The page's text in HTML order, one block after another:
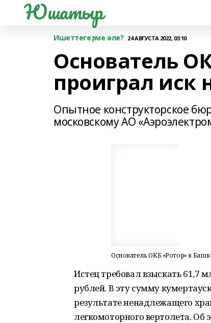
Юшатыр
Ишеттегеҙме әле? 24 АВГУСТА 2022, 03:10
Основатель
проиграл иск
Опытное конструкторское
московскому АО
Основатель ОКБ «Ротор» в
Истец требовал взыскать 61,7
рублей. В эту сумму
результате ненадлежащего
легкомоторного вертолета.